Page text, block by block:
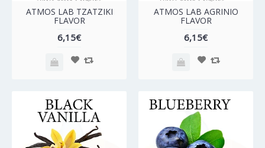
ATMOS LAB TZATZIKI
FLAVOR
6,15€
ATMOS LAB AGRINIO
FLAVOR
6,15€